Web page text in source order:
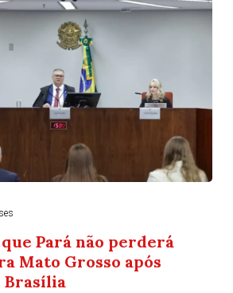
Pará não perderá
Mato Grosso após
Brasília